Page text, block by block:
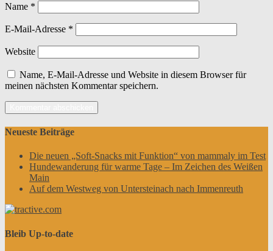
Name *
E-Mail-Adresse *
Website
Name, E-Mail-Adresse und Website in diesem Browser für
meinen nächsten Kommentar speichern.
Neueste Beiträge
Die neuen „Soft-Snacks mit Funktion“ von mammaly im Test
Hundewanderung für warme Tage – Im Zeichen des Weißen
Main
Auf dem Westweg von Untersteinach nach Immenreuth
Bleib Up-to-date